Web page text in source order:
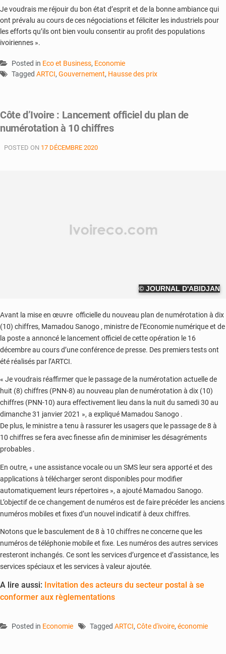
Je voudrais me réjouir du bon état d’esprit et de la bonne ambiance qui
ont prévalu au cours de ces négociations et féliciter les industriels pour
les efforts qu’ils ont bien voulu consentir au profit des populations
ivoiriennes ».
Posted in Eco et Business, Economie
Tagged ARTCI, Gouvernement, Hausse des prix
Côte d’Ivoire : Lancement officiel du plan de
numérotation à 10 chiffres
POSTED ON 17 DÉCEMBRE 2020
© JOURNAL D'ABIDJAN
Avant la mise en œuvre officielle du nouveau plan de numérotation à dix
(10) chiffres, Mamadou Sanogo , ministre de l’Economie numérique et de
la poste a annoncé le lancement officiel de cette opération le 16
décembre au cours d’une conférence de presse. Des premiers tests ont
été réalisés par l’ARTCI.
« Je voudrais réaffirmer que le passage de la numérotation actuelle de
huit (8) chiffres (PNN-8) au nouveau plan de numérotation à dix (10)
chiffres (PNN-10) aura effectivement lieu dans la nuit du samedi 30 au
dimanche 31 janvier 2021 », a expliqué Mamadou Sanogo .
De plus, le ministre a tenu à rassurer les usagers que le passage de 8 à
10 chiffres se fera avec finesse afin de minimiser les désagréments
probables .
En outre, « une assistance vocale ou un SMS leur sera apporté et des
applications à télécharger seront disponibles pour modifier
automatiquement leurs répertoires », a ajouté Mamadou Sanogo.
L’objectif de ce changement de numéros est de faire précéder les anciens
numéros mobiles et fixes d’un nouvel indicatif à deux chiffres.
Notons que le basculement de 8 à 10 chiffres ne concerne que les
numéros de téléphonie mobile et fixe. Les numéros des autres services
resteront inchangés. Ce sont les services d’urgence et d’assistance, les
services spéciaux et les services à valeur ajoutée.
A lire aussi: Invitation des acteurs du secteur postal à se
conformer aux règlementations
Posted in Economie Tagged ARTCI, Côte d'ivoire, économie